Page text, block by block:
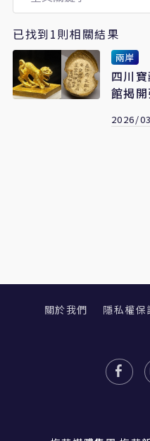
已找到1則相關結果
兩岸
四川
館揭
2026/
關於我們 隱私權保